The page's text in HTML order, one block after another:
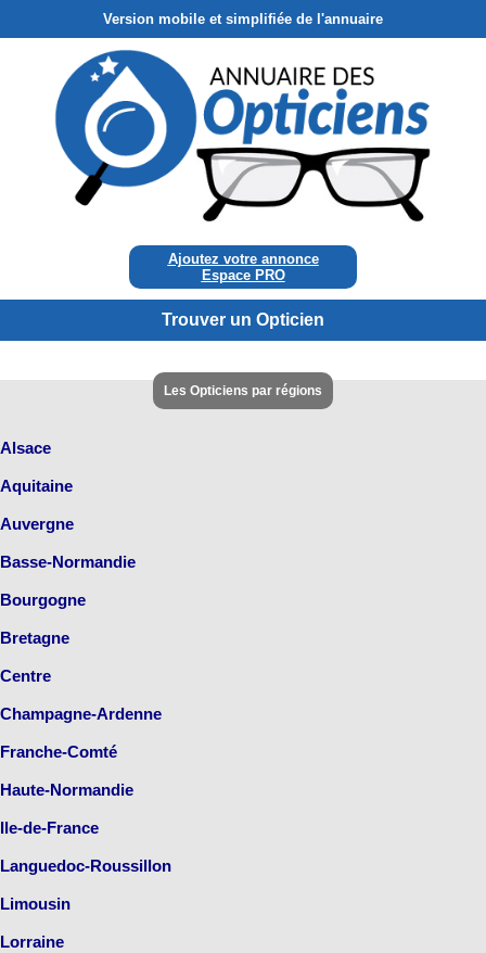
Version mobile et simplifiée de l'annuaire
Ajoutez votre annonce
Espace PRO
Trouver un Opticien
Les Opticiens par régions
Alsace
Aquitaine
Auvergne
Basse-Normandie
Bourgogne
Bretagne
Centre
Champagne-Ardenne
Franche-Comté
Haute-Normandie
Ile-de-France
Languedoc-Roussillon
Limousin
Lorraine